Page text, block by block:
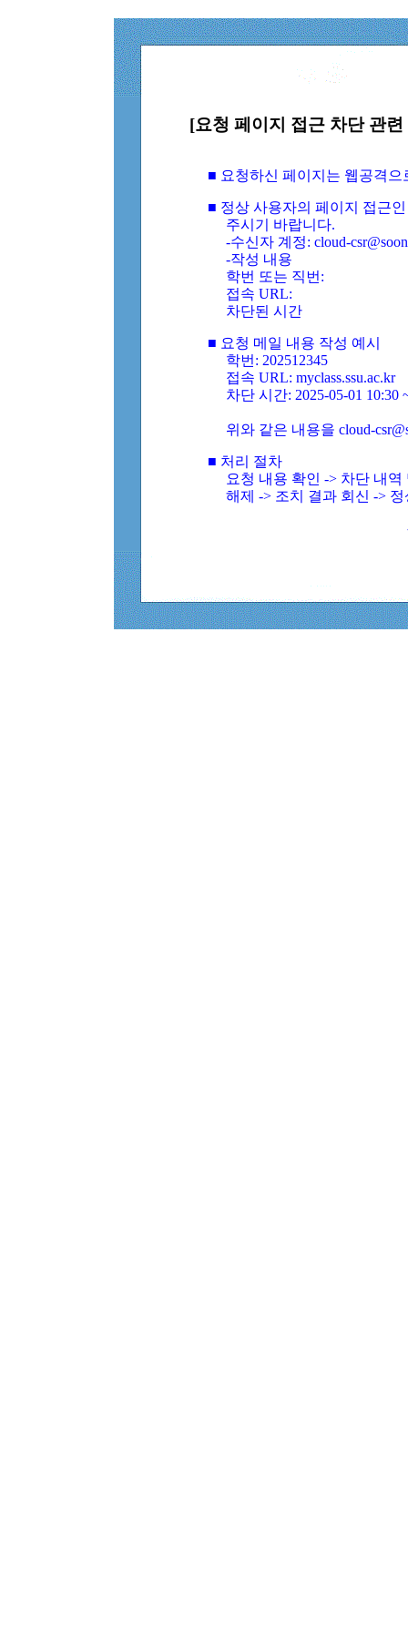
[요청 페이지 접근 차단 관
■ 요청하신 페이지는 웹공격
■ 정상 사용자의 페이지 접근
주시기 바랍니다.
-수신자 계정: cloud-
-작성 내용
학번 또는 직번:
접속 URL:
차단된 시간
■ 요청 메일 내용 작성 예시
학번: 202512345
접속 URL: myclass.ssu.ac.kr
차단 시간: 2025-05-01 10:30
위와 같은 내용을 cloud-
■ 처리 절차
요청 내용 확인 -> 차단 내
해제 -> 조치 결과 회신 ->